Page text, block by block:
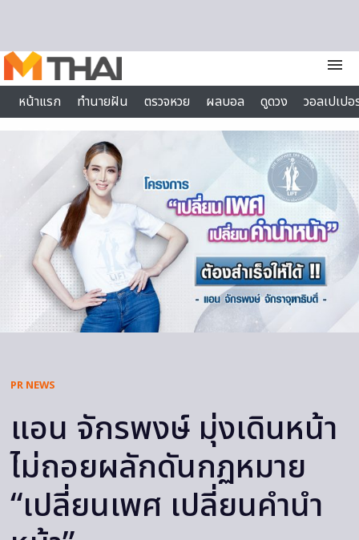
menu
หน้าแรก
ทำนายฝัน ตรวจหวย ผลบอล ดูดวง
วอลเปเป
ไลฟ์สไตล์
PR NEWS
แอน จักรพงษ์ มุ่งเดินหน้า
ไม่ถอยผลักดันกฏหมาย
“เปลี่ยนเพศ เปลี่ยนคำนำ